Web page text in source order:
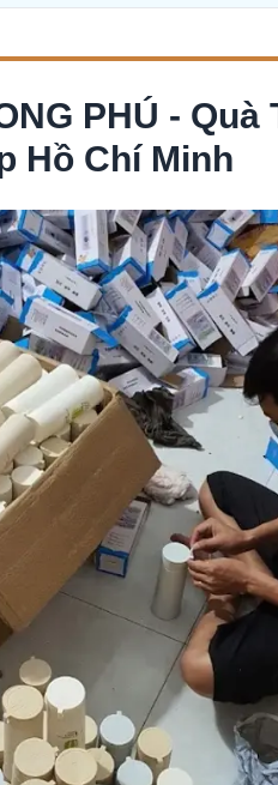
PHÚ - Quà
Hồ Chí Minh